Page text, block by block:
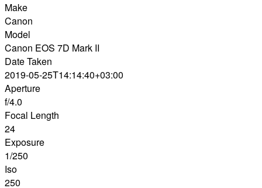
Make
Canon
Model
Canon EOS 7D Mark II
Date Taken
2019-05-25T14:14:40+03:00
Aperture
f/4.0
Focal Length
24
Exposure
1/250
Iso
250